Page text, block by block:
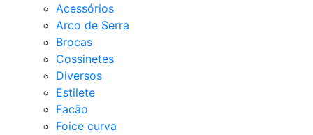
Acessórios
Arco de Serra
Brocas
Cossinetes
Diversos
Estilete
Facão
Foice curva